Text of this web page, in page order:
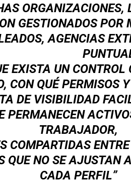
ORGANIZACIONES,
GESTIONADOS POR
AGENCIAS
EXISTA UN CONTROL
CON QUÉ PERMISOS
DE VISIBILIDAD
PERMANECEN
TRABAJADOR,
COMPARTIDAS
QUE NO SE AJUSTAN
CADA PERFIL”